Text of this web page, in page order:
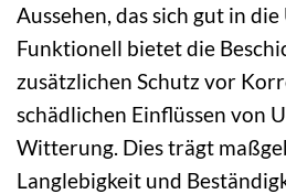
Aussehen, das sich gut in
Funktionell bietet die
zusätzlichen Schutz vor
schädlichen Einflüssen von
Witterung. Dies trägt
Langlebigkeit und